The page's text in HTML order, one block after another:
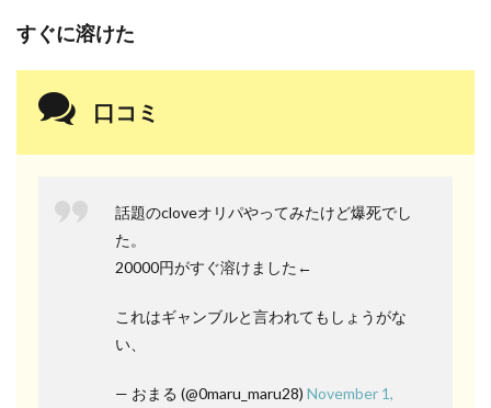
すぐに溶けた
口コミ
話題のcloveオリパやってみたけど爆死でし
た。
20000円がすぐ溶けました←
これはギャンブルと言われてもしょうがな
い、
— おまる (@0maru_maru28) November 1,